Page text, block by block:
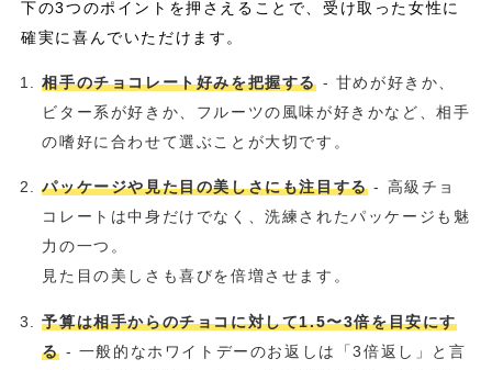
下の3つのポイントを押さえることで、受け取った女性に
確実に喜んでいただけます。
相手のチョコレート好みを把握する- 甘めが好きか、
ビター系が好きか、フルーツの風味が好きかなど、相手
の嗜好に合わせて選ぶことが大切です。
パッケージや見た目の美しさにも注目する- 高級チョ
コレートは中身だけでなく、洗練されたパッケージも魅
力の一つ。
見た目の美しさも喜びを倍増させます。
予算は相手からのチョコに対して1.5〜3倍を目安にす
る- 一般的なホワイトデーのお返しは「3倍返し」と言